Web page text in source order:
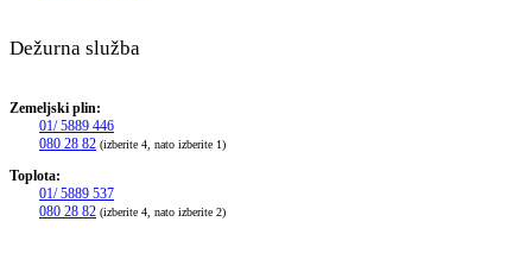
Dežurna služba
Zemeljski plin:
01/ 5889 446
080 28 82 (izberite 4, nato izberite 1)
Toplota:
01/ 5889 537
080 28 82 (izberite 4, nato izberite 2)